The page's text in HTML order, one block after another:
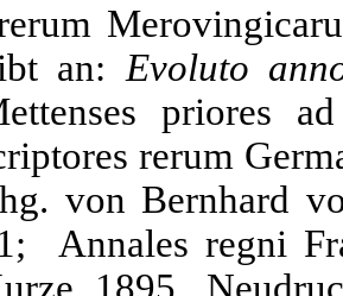
an: Evoluto
priores
rerum
von Bernhard
Annales regni
1895,